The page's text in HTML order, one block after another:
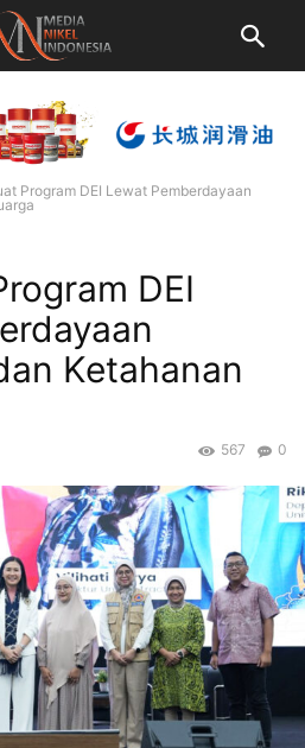
Program DEI Lewat Pemberdayaan
DEI
Ketahanan
0
567